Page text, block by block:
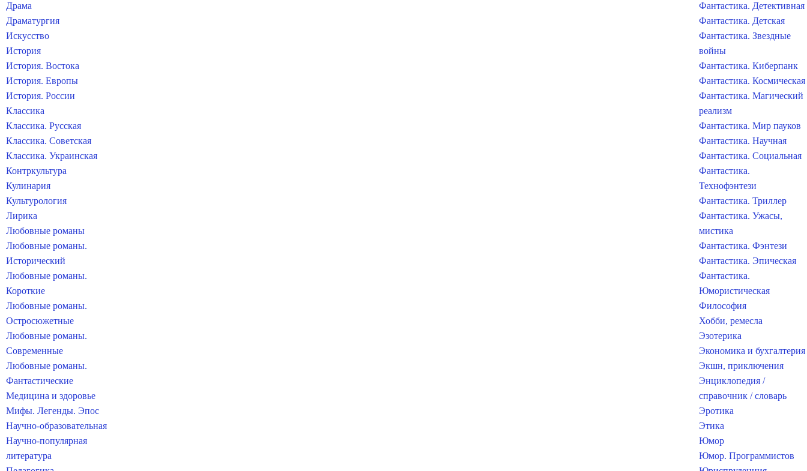
Драма
Драматургия
Искусство
История
История. Востока
История. Европы
История. России
Классика
Классика. Русская
Классика. Советская
Классика. Украинская
Контркультура
Кулинария
Культурология
Лирика
Любовные романы
Любовные романы.
Исторический
Любовные романы.
Короткие
Любовные романы.
Остросюжетные
Любовные романы.
Современные
Любовные романы.
Фантастические
Медицина и здоровье
Мифы. Легенды. Эпос
Научно-образовательная
Научно-популярная
литература
Фантастика. Детективная
Фантастика. Детская
Фантастика. Звездные
войны
Фантастика. Киберпанк
Фантастика. Космическая
Фантастика. Магический
реализм
Фантастика. Мир пауков
Фантастика. Научная
Фантастика. Социальная
Фантастика.
Технофэнтези
Фантастика. Триллер
Фантастика. Ужасы,
мистика
Фантастика. Фэнтези
Фантастика. Эпическая
Фантастика.
Юмористическая
Философия
Хобби, ремесла
Эзотерика
Экономика и бухгалтерия
Экшн, приключения
Энциклопедия /
справочник / словарь
Эротика
Этика
Юмор
Юмор. Программистов